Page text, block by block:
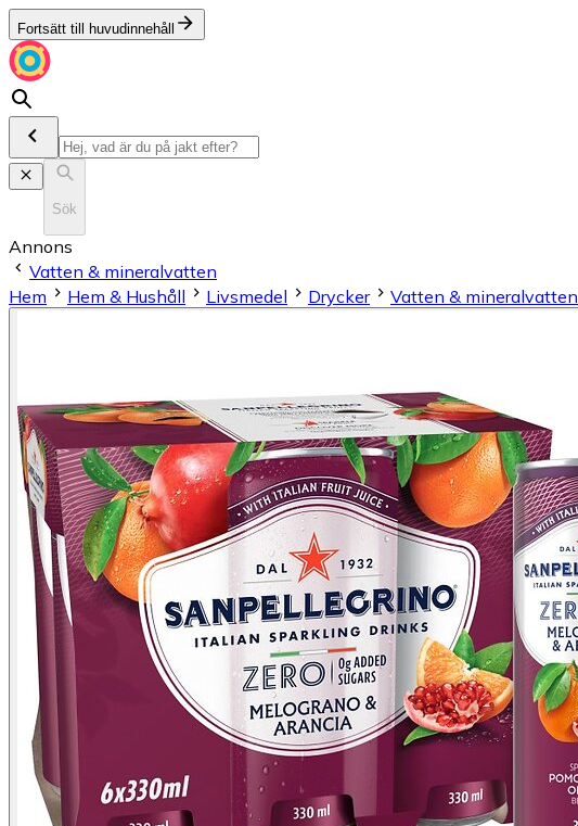
Fortsätt till huvudinnehåll
Sök
Annons
Vatten & mineralvatten
Hem
Hem & Hushåll Livsmedel Drycker Vatten & mineralvatten